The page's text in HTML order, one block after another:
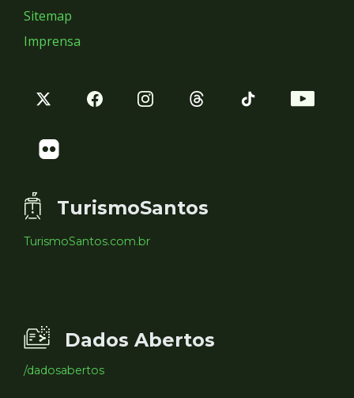
Sitemap
Imprensa
TurismoSantos
TurismoSantos.com.br
Dados Abertos
/dadosabertos